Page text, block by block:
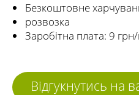
Безкоштовне
розвозка
Заробітна плата: 9
Відгукнутись на